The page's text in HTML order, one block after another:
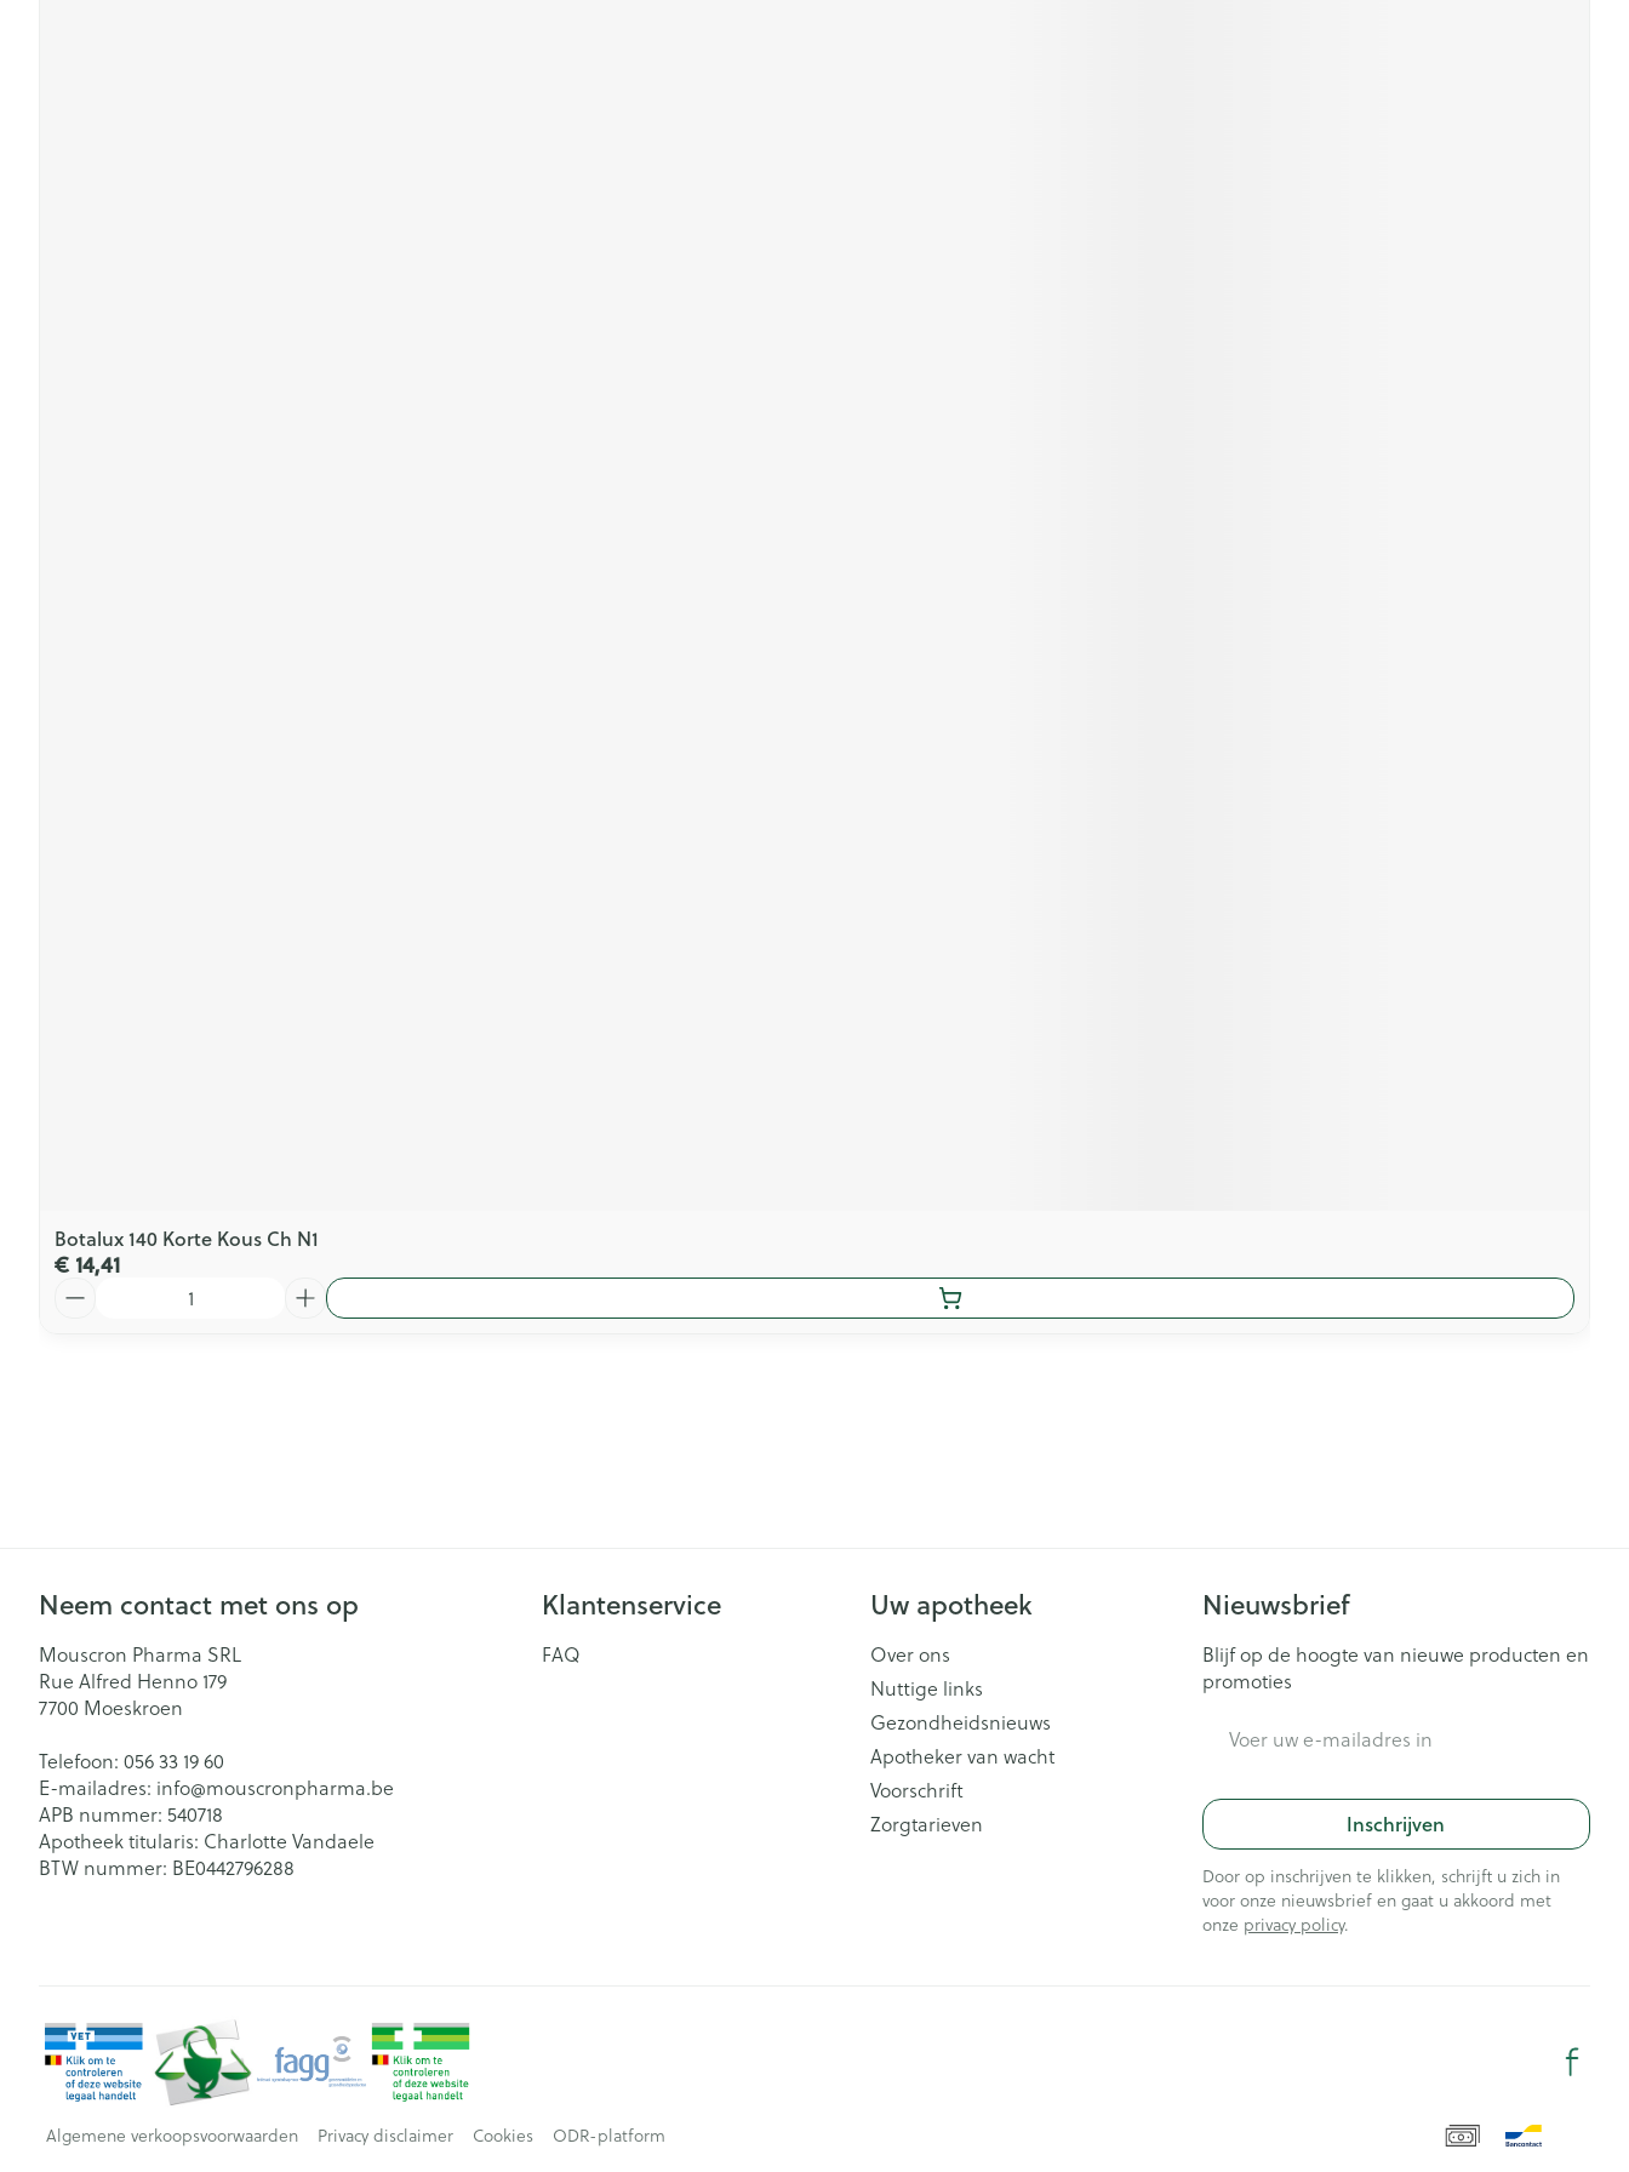
Botalux 140 Korte Kous Ch N1
€ 14,41
Neem contact met ons op
Mouscron Pharma SRL
Rue Alfred Henno 179
7700 Moeskroen
Telefoon: 056 33 19 60
E-mailadres: info@mouscronpharma.be
APB nummer: 540718
Apotheek titularis: Charlotte Vandaele
BTW nummer: BE0442796288
Klantenservice
FAQ
Uw apotheek
Over ons
Nuttige links
Gezondheidsnieuws
Apotheker van wacht
Voorschrift
Zorgtarieven
Nieuwsbrief
Blijf op de hoogte van nieuwe producten en
promoties
Inschrijven
Door op inschrijven te klikken, schrijft u zich in
voor onze nieuwsbrief en gaat u akkoord met
onze privacy policy.
Algemene verkoopsvoorwaarden Privacy disclaimer Cookies ODR-platform